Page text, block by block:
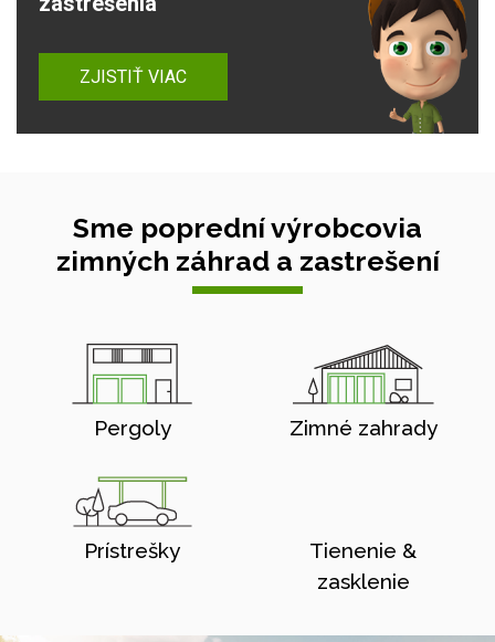
ZJISTIŤ VIAC
Sme poprední výrobcovia
zimných záhrad a zastrešení
Pergoly Zimné zahrady
Prístrešky
Tienenie &
zasklenie